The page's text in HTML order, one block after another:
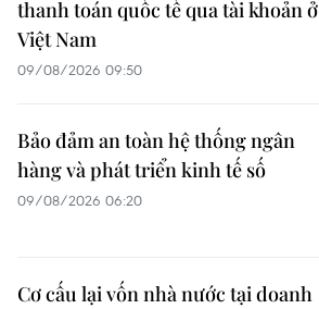
thanh toán quốc tế qua tài khoản ở
Việt Nam
09/08/2026 09:50
Bảo đảm an toàn hệ thống ngân
hàng và phát triển kinh tế số
09/08/2026 06:20
Cơ cấu lại vốn nhà nước tại doanh